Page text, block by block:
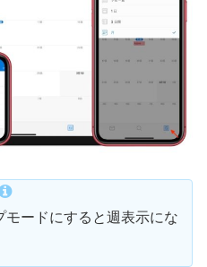
ードにすると週表示にな